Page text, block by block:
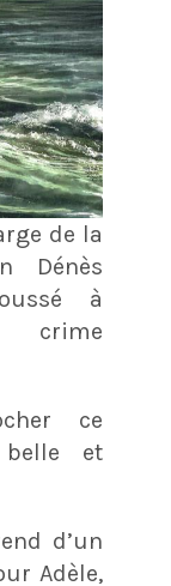
de la
Dénès
à
ce
belle et
d’un
Adèle,